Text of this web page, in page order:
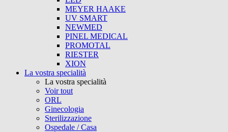
MEYER HAAKE
UV SMART
NEWMED
PINEL MEDICAL
PROMOTAL
RIESTER
XION
La vostra specialità
La vostra specialità
Voir tout
ORL
Ginecologia
Sterilizzazione
Ospedale / Casa